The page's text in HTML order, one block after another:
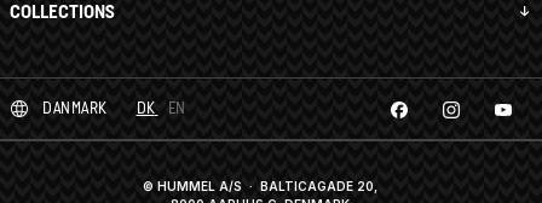
COLLECTIONS
DANMARK DK EN
© HUMMEL A/S · BALTICAGADE 20,